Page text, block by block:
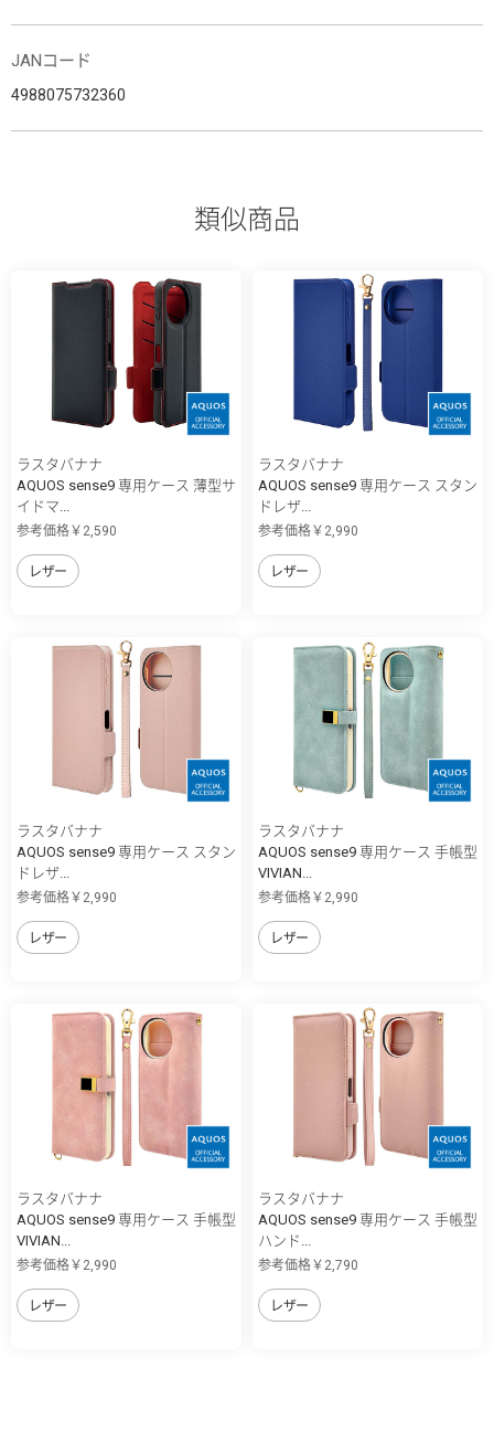
JANコード
4988075732360
類似商品
ラスタバナナ
AQUOS sense9 専用ケース 薄型サ
イドマ...
参考価格￥2,590
レザー
ラスタバナナ
AQUOS sense9 専用ケース スタン
ドレザ...
参考価格￥2,990
レザー
ラスタバナナ
AQUOS sense9 専用ケース スタン
ドレザ...
参考価格￥2,990
レザー
ラスタバナナ
AQUOS sense9 専用ケース 手帳型
VIVIAN...
参考価格￥2,990
レザー
ラスタバナナ
AQUOS sense9 専用ケース 手帳型
VIVIAN...
参考価格￥2,990
レザー
ラスタバナナ
AQUOS sense9 専用ケース 手帳型
ハンド...
参考価格￥2,790
レザー